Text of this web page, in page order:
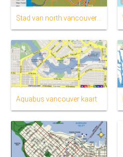
Aquabus vancouver kaart